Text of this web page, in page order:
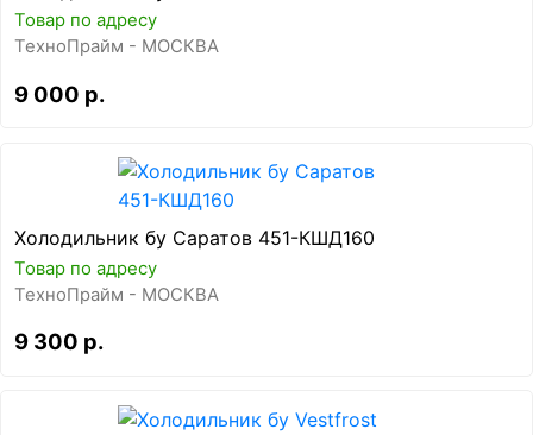
Товар по адресу
ТехноПрайм - МОСКВА
9 000 р.
Холодильник бу Саратов 451-КШД160
Товар по адресу
ТехноПрайм - МОСКВА
9 300 р.